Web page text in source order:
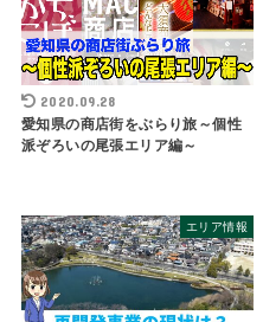
2020.09.28
愛知県の商店街をぶらり旅～個性
派ぞろいの尾張エリア編～
エリア情報